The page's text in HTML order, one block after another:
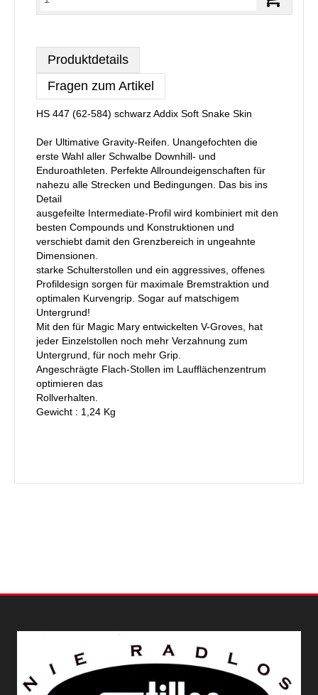
Produktdetails
Fragen zum Artikel
HS 447 (62-584) schwarz Addix Soft Snake Skin
Der Ultimative Gravity-Reifen. Unangefochten die
erste Wahl aller Schwalbe Downhill- und
Enduroathleten. Perfekte Allroundeigenschaften für
nahezu alle Strecken und Bedingungen. Das bis ins
Detail
ausgefeilte Intermediate-Profil wird kombiniert mit den
besten Compounds und Konstruktionen und
verschiebt damit den Grenzbereich in ungeahnte
Dimensionen.
starke Schulterstollen und ein aggressives, offenes
Profildesign sorgen für maximale Bremstraktion und
optimalen Kurvengrip. Sogar auf matschigem
Untergrund!
Mit den für Magic Mary entwickelten V-Groves, hat
jeder Einzelstollen noch mehr Verzahnung zum
Untergrund, für noch mehr Grip.
Angeschrägte Flach-Stollen im Laufflächenzentrum
optimieren das
Rollverhalten.
Gewicht : 1,24 Kg